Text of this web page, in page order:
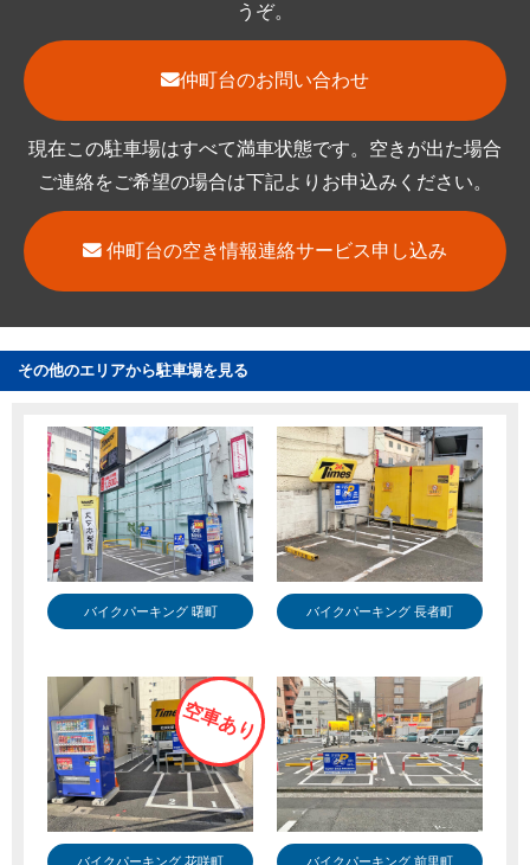
うぞ。
仲町台のお問い合わせ
現在この駐車場はすべて満車状態です。空きが出た場合
ご連絡をご希望の場合は下記よりお申込みください。
仲町台の空き情報連絡サービス申し込み
その他のエリアから駐車場を見る
バイクパーキング 曙町 バイクパーキング 長者町
バイクパーキング 花咲町
空車あり
バイクパーキング 前里町